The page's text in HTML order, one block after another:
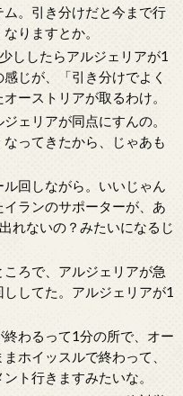
。引き分けだと今まで行
りますとか。
ししたらアルジェリアが1
じが、「引き分けでよく
ーストリアが取るわけ。
ェリアが同点にすんの。
ってきたから、じゃあも
回しながら。いいじゃん
ランのサポーターが、あ
れないの？みたいになるじ
ろで、アルジェリアが急
してた。アルジェリアが1
わるって1分の所で、オー
ホイッスルで終わって、
ト行きますみたいな。